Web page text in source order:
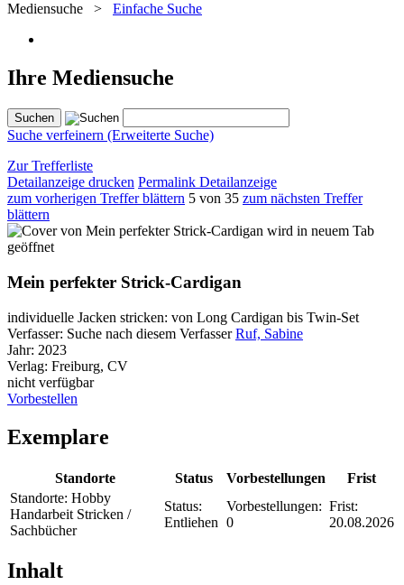
Mediensuche > Einfache Suche
Ihre Mediensuche
Suche verfeinern (Erweiterte Suche)
Zur Trefferliste
Detailanzeige drucken Permalink Detailanzeige
zum vorherigen Treffer blättern 5 von 35 zum nächsten Treffer
blättern
wird in neuem Tab
geöffnet
Mein perfekter Strick-Cardigan
individuelle Jacken stricken: von Long Cardigan bis Twin-Set
Verfasser: Suche nach diesem Verfasser Ruf, Sabine
Jahr: 2023
Verlag: Freiburg, CV
nicht verfügbar
Vorbestellen
Exemplare
Standorte Status Vorbestellungen
Frist
Standorte: Hobby
Handarbeit Stricken /
Sachbücher
Status:
Entliehen
Vorbestellungen:
0
Frist:
20.08.2026
Inhalt